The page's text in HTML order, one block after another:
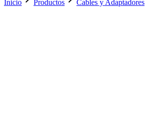
Inicio Productos Cables y Adaptadores